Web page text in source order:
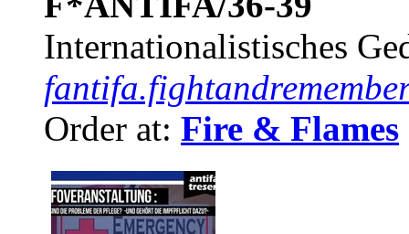
Internationalistisches
Order at: Fire & Flames